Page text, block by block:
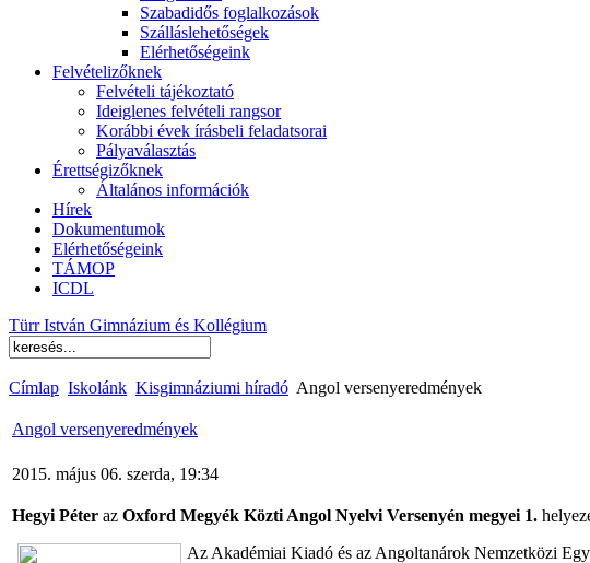
Szabadidős foglalkozások
Szálláslehetőségek
Elérhetőségeink
Felvételizőknek
Felvételi tájékoztató
Ideiglenes felvételi rangsor
Korábbi évek írásbeli feladatsorai
Pályaválasztás
Érettségizőknek
Általános információk
Hírek
Dokumentumok
Elérhetőségeink
TÁMOP
ICDL
Türr István Gimnázium és Kollégium
Címlap Iskolánk Kisgimnáziumi híradó Angol versenyeredmények
Angol versenyeredmények
2015. május 06. szerda, 19:34
Hegyi Péter az Oxford Megyék Közti Angol Nyelvi Versenyén megyei 1.
Az Akadémiai Kiadó és az Angoltanárok Nemzetközi